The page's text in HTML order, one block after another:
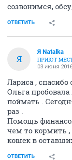
созвонимся,
ОТВЕТИТЬ
Я
Я Natalka
ПРИЮТ
08 июня 2016
Лариса ,
Ольга
поймать .
раз .
Помощь
чем то кормить
кошек в
ОТВЕТИТЬ